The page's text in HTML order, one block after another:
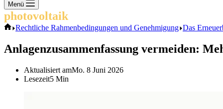
Keine
Ergebnisse
Menü
photovoltaik
Start
Rechtliche Rahmenbedingungen und Genehmigung Das
Anlagenzusammenfassung vermeiden:
Aktualisiert amMo. 8 Juni 2026
Lesezeit5 Min